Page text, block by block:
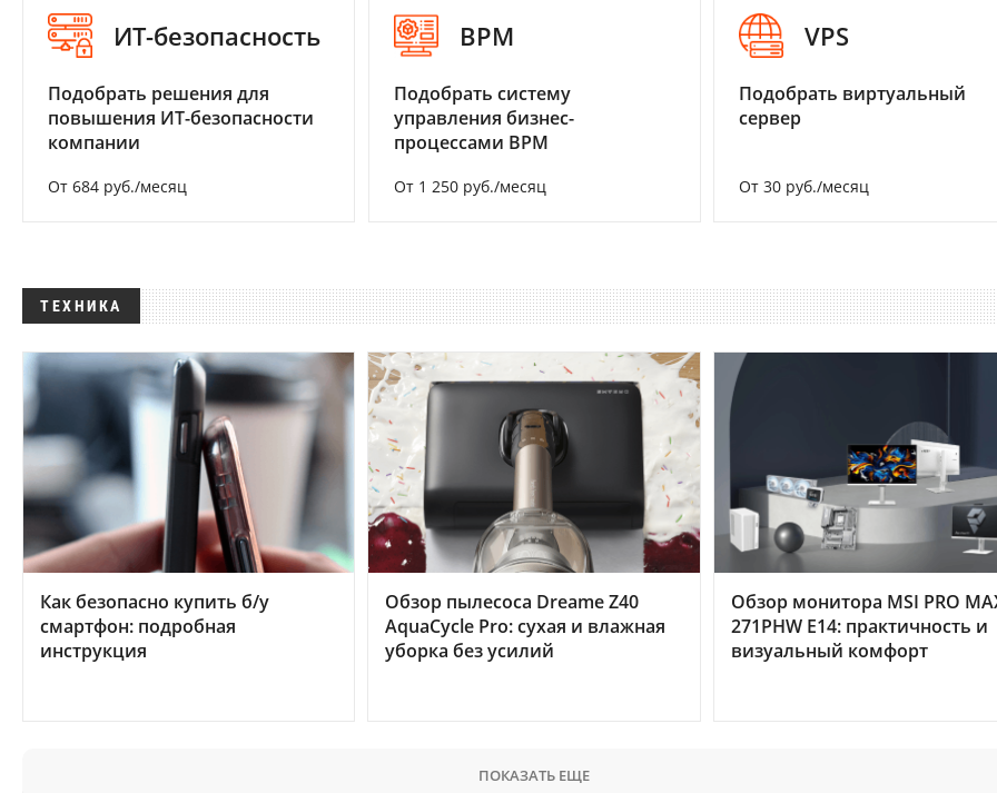
ИТ-безопасность
Подобрать решения для
повышения ИТ-безопасности
компании
От 684 руб./месяц
BPM
Подобрать систему
управления бизнес-
процессами BPM
От 1 250 руб./месяц
VPS
Подобрать виртуальный
сервер
От 30 руб./месяц
ТЕХНИКА
Как безопасно купить б/у
смартфон: подробная
инструкция
Обзор пылесоса Dreame Z40
AquaCycle Pro: сухая и влажная
уборка без усилий
Обзор монитора MSI PRO
271PHW E14: практичность и
визуальный комфорт
ПОКАЗАТЬ ЕЩЕ